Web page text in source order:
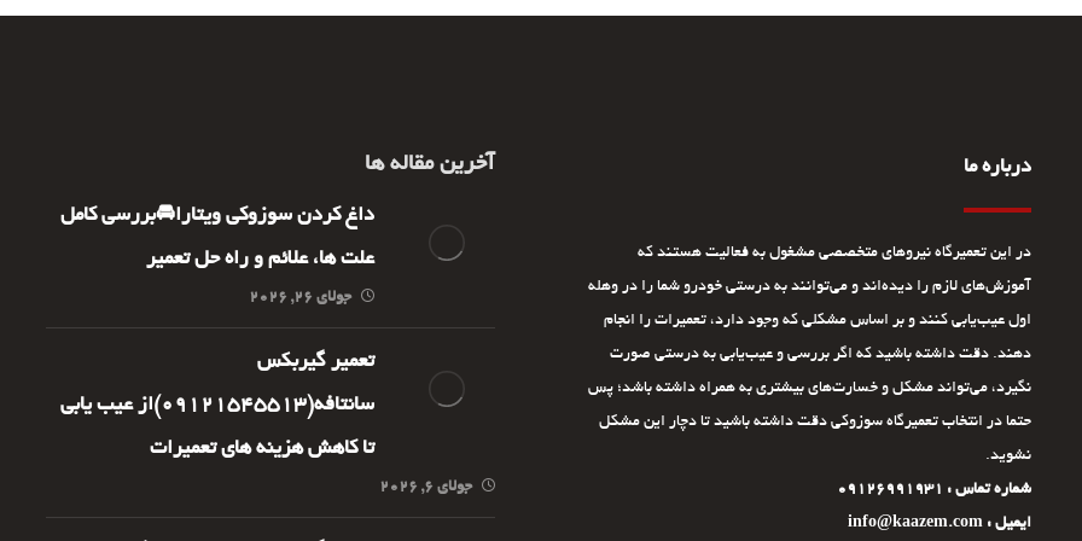
درباره ما
در این تعمیرگاه نیروهای متخصصی مشغول به فعالیت هستند که
آموزش‌های لازم را دیده‌اند و می‌توانند به درستی خودرو شما را در وهله
اول عیب‌یابی کنند و بر اساس مشکلی که وجود دارد، تعمیرات را انجام
دهند. دقت داشته باشید که اگر بررسی و عیب‌یابی به درستی صورت
نگیرد، می‌تواند مشکل و خسارت‌های بیشتری به همراه داشته باشد؛ پس
حتما در انتخاب تعمیرگاه سوزوکی دقت داشته باشید تا دچار این مشکل
نشوید.
شماره تماس : 09126991931
ایمیل : info@kaazem.com
آخرین مقاله ها
داغ کردن سوزوکی ویتارا🚘بررسی کامل
علت ها، علائم و راه حل تعمیر
جولای 26, 2026
تعمیر گیربکس
سانتافه(09121545513)از عیب یابی
تا کاهش هزینه های تعمیرات
جولای 6, 2026